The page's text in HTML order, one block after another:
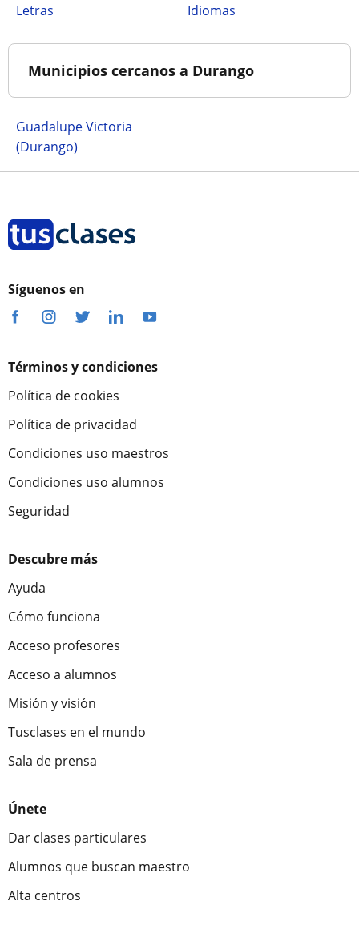
Letras
Idiomas
Municipios cercanos a Durango
Guadalupe Victoria
(Durango)
Síguenos en
Términos y condiciones
Política de cookies
Política de privacidad
Condiciones uso maestros
Condiciones uso alumnos
Seguridad
Descubre más
Ayuda
Cómo funciona
Acceso profesores
Acceso a alumnos
Misión y visión
Tusclases en el mundo
Sala de prensa
Únete
Dar clases particulares
Alumnos que buscan maestro
Alta centros